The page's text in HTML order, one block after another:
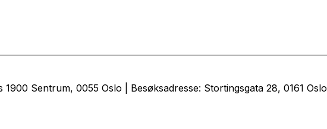
1900 Sentrum, 0055 Oslo | Besøksadresse: Stortingsgata 28, 0161 Oslo